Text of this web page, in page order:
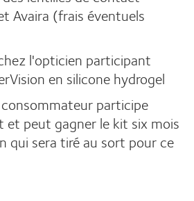
Avaira (frais éventuels
l'opticien participant
en silicone hydrogel
participe
peut gagner le kit six mois
qui sera tiré au sort pour ce